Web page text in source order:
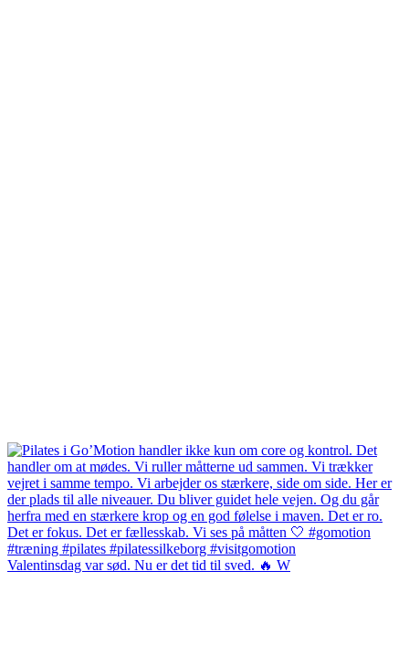
Valentinsdag var sød. Nu er det tid til sved. 🔥 W